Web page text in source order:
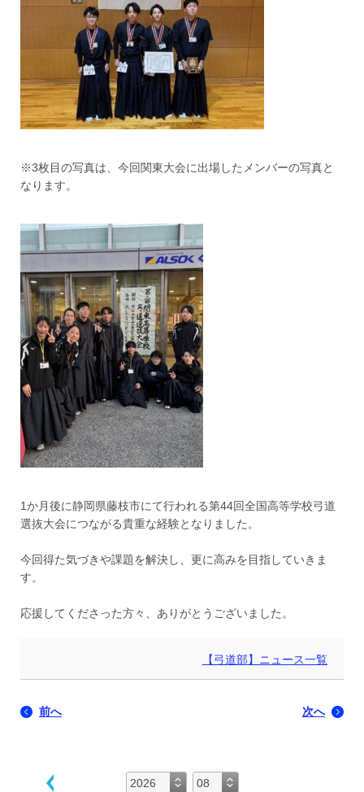
※3枚目の写真は、今回関東大会に出場したメンバーの写真と
なります。
1か月後に静岡県藤枝市にて行われる第44回全国高等学校弓道
選抜大会につながる貴重な経験となりました。
今回得た気づきや課題を解決し、更に高みを目指していきま
す。
応援してくださった方々、ありがとうございました。
【弓道部】ニュース一覧
前へ 次へ